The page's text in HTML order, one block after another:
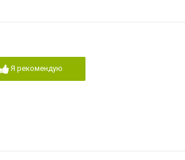
Я рекомендую